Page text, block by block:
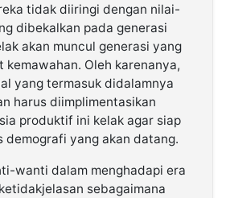
tidak diiringi dengan nilai-
dibekalkan pada generasi
akan muncul generasi yang
Oleh karenanya,
yang termasuk didalamnya
harus diimplimentasikan
produktif ini kelak agar siap
demografi yang akan datang.
wanti dalam menghadapi era
sebagaimana